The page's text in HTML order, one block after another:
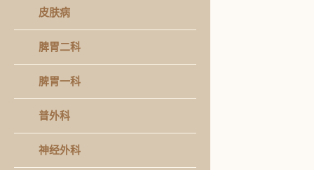
皮肤病
脾胃二科
脾胃一科
普外科
神经外科